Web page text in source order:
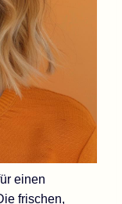
einen
frischen,